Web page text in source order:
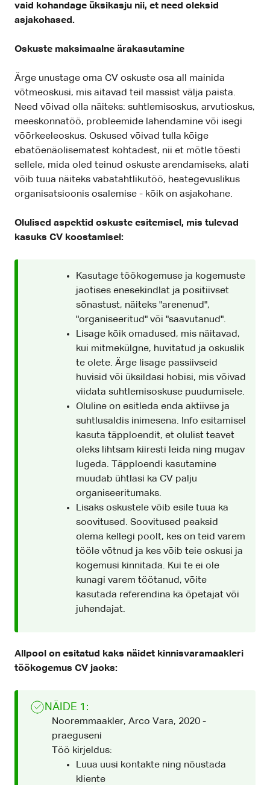
vaid kohandage üksikasju nii, et need oleksid
asjakohased.
Oskuste maksimaalne ärakasutamine
Ärge unustage oma CV oskuste osa all mainida
võtmeoskusi, mis aitavad teil massist välja paista.
Need võivad olla näiteks: suhtlemisoskus, arvutioskus,
meeskonnatöö, probleemide lahendamine või isegi
võõrkeeleoskus. Oskused võivad tulla kõige
ebatõenäolisematest kohtadest, nii et mõtle tõesti
sellele, mida oled teinud oskuste arendamiseks, alati
võib tuua näiteks vabatahtlikutöö, heategevuslikus
organisatsioonis osalemise - kõik on asjakohane.
Olulised aspektid oskuste esitemisel, mis tulevad
kasuks CV koostamisel:
Kasutage töökogemuse ja kogemuste
jaotises enesekindlat ja positiivset
sõnastust, näiteks "arenenud",
"organiseeritud" või "saavutanud".
Lisage kõik omadused, mis näitavad,
kui mitmekülgne, huvitatud ja oskuslik
te olete. Ärge lisage passiivseid
huvisid või üksildasi hobisi, mis võivad
viidata suhtlemisoskuse puudumisele.
Oluline on esitleda enda aktiivse ja
suhtlusaldis inimesena. Info esitamisel
kasuta täpploendit, et olulist teavet
oleks lihtsam kiiresti leida ning mugav
lugeda. Täpploendi kasutamine
muudab ühtlasi ka CV palju
organiseeritumaks.
Lisaks oskustele võib esile tuua ka
soovitused. Soovitused peaksid
olema kellegi poolt, kes on teid varem
tööle võtnud ja kes võib teie oskusi ja
kogemusi kinnitada. Kui te ei ole
kunagi varem töötanud, võite
kasutada referendina ka õpetajat või
juhendajat.
Allpool on esitatud kaks näidet kinnisvaramaakleri
töökogemus CV jaoks:
NÄIDE 1:
Nooremmaakler, Arco Vara, 2020 -
praeguseni
Töö kirjeldus:
Luua uusi kontakte ning nõustada
kliente